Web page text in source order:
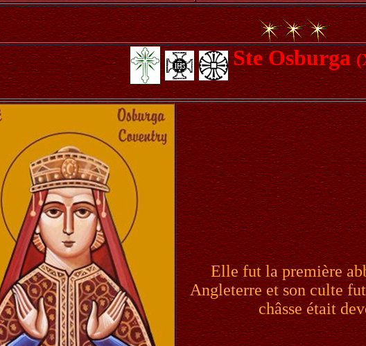
Ste Osburga
Elle fut la première
Angleterre et son culte
châsse était